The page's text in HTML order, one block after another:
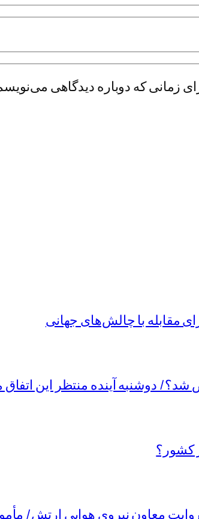
زمانی که دوباره دیدگاهی
مقابله با چالش‌های جهانی
دوشنبه آینده منتظر این اتفاق
کشور؟